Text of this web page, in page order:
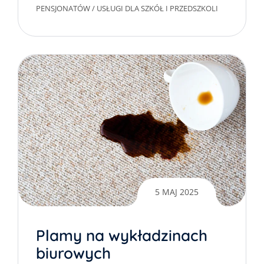
PENSJONATÓW/ USŁUGI DLA SZKÓŁ I PRZEDSZKOLI
5 MAJ 2025
Plamy na wykładzinach
biurowych